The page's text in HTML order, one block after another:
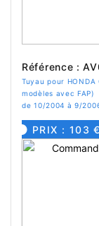
Référence :
Tuyau pour
modèles avec FAP)
de 10/2004 à 9/
PRIX : 103